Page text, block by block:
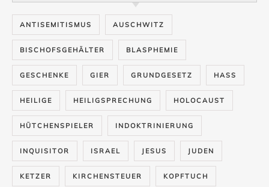
ANTISEMITISMUS AUSCHWITZ
BISCHOFSGEHÄLTER BLASPHEMIE
GESCHENKE GIER GRUNDGESETZ HASS
HEILIGE HEILIGSPRECHUNG HOLOCAUST
HÜTCHENSPIELER INDOKTRINIERUNG
INQUISITOR ISRAEL JESUS JUDEN
KETZER KIRCHENSTEUER KOPFTUCH